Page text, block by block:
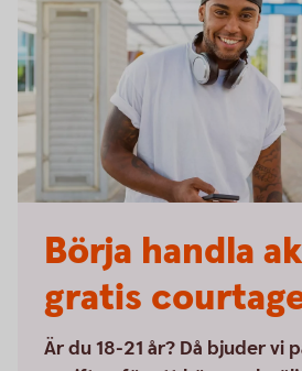
Börja handla
gratis
Är du 18-21 år? Då bjuder vi